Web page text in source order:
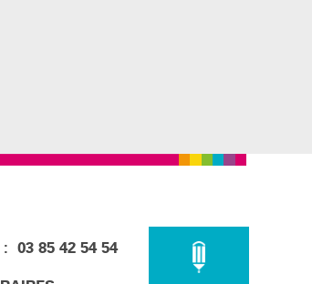
03 85 42 54 54